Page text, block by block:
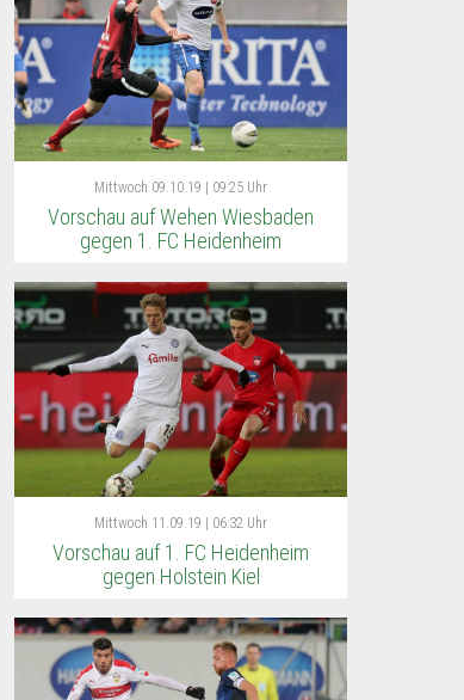
Mittwoch 09.10.19 | 09:25 Uhr
Vorschau auf Wehen Wiesbaden
gegen 1. FC Heidenheim
Mittwoch 11.09.19 | 06:32 Uhr
Vorschau auf 1. FC Heidenheim
gegen Holstein Kiel